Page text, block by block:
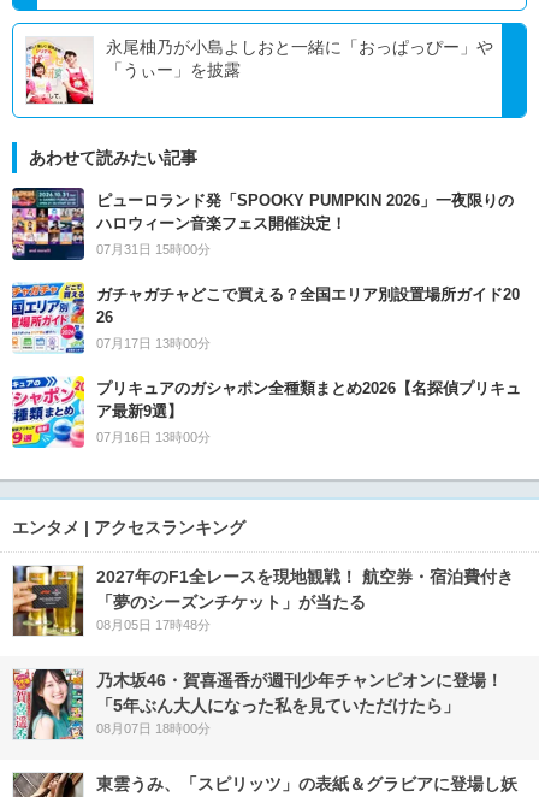
永尾柚乃が小島よしおと一緒に「おっぱっぴー」や
「うぃー」を披露
あわせて読みたい記事
ピューロランド発「SPOOKY PUMPKIN 2026」一夜限りの
ハロウィーン音楽フェス開催決定！
07月31日 15時00分
ガチャガチャどこで買える？全国エリア別設置場所ガイド20
26
07月17日 13時00分
プリキュアのガシャポン全種類まとめ2026【名探偵プリキュ
ア最新9選】
07月16日 13時00分
エンタメ | アクセスランキング
2027年のF1全レースを現地観戦！ 航空券・宿泊費付き
「夢のシーズンチケット」が当たる
08月05日 17時48分
乃木坂46・賀喜遥香が週刊少年チャンピオンに登場！
「5年ぶん大人になった私を見ていただけたら」
08月07日 18時00分
東雲うみ、「スピリッツ」の表紙＆グラビアに登場し妖